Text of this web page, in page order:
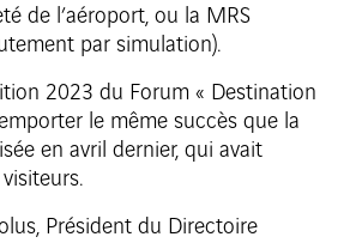
de l’aéroport, ou la MRS
par simulation).
2023 du Forum « Destination
le même succès que la
en avril dernier, qui avait
Président du Directoire